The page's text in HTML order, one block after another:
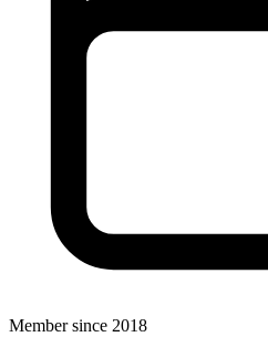
Member since 2018